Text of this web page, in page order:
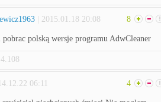
| 2015.01.18 20:08 8
polską wersje programu AdwCleaner
06:11 4